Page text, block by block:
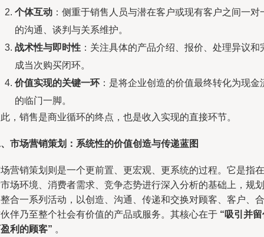
个体互动 ：侧重于销售人员与潜在客户或现有客户之间一对
的沟通、谈判与关系维护。
战术性与即时性 ：关注具体的产品介绍、报价、处理异议和
成当次购买闭环。
价值实现的关键一环 ：是将企业创造的价值最终转化为现金
的临门一脚。
，销售是商业循环的终点，也是收入实现的直接环节。
市场营销策划：系统性的价值创造与传递蓝图
营销策划则是一个更前置、更宏观、更系统的过程。它是指在
场环境、消费者需求、竞争态势进行深入分析的基础上，规划
合一系列活动，以创造、沟通、传递和交换对顾客、客户、合
伴乃至整个社会有价值的产品或服务。其核心在于 “吸引并
利的顾客” 。